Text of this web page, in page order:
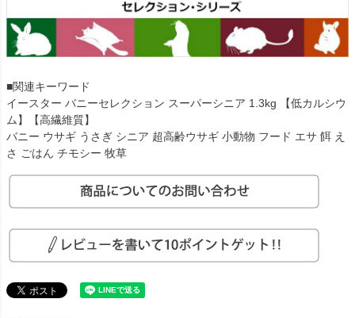
■関連キーワード
イースター バニーセレクション スーパーシニア 1.3kg 【低カルシウ
ム】【高繊維質】
バニー ウサギ うさぎ シニア 超高齢ウサギ 小動物 フード エサ 餌 え
さ ごはん チモシー 牧草